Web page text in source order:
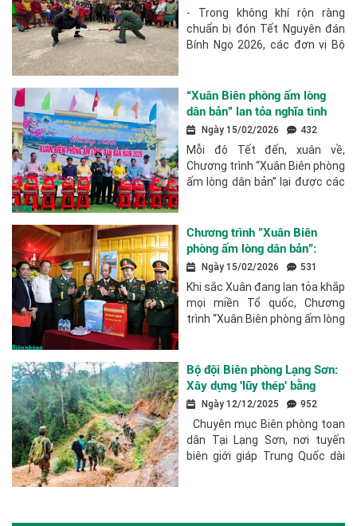
- Trong không khí rộn ràng
chuẩn bị đón Tết Nguyên đán
Bính Ngọ 2026, các đơn vị Bộ
đang phối hợp chặt chẽ với
cấp ủy,...
“Xuân Biên phòng ấm lòng
dân bản” lan tỏa nghĩa tình
nơi biên cương Tổ quốc
Ngày 15/02/2026 432
Mỗi độ Tết đến, xuân về,
Chương trình “Xuân Biên phòng
ấm lòng dân bản” lại được các
khai đồng loạt, mang theo tình
cảm,...
Chương trình "Xuân Biên
phòng ấm lòng dân bản":
Củng cố vững chắc niềm tin
của nhân dân nơi biên cương
Tổ quốc
Ngày 15/02/2026 531
Khi sắc Xuân đang lan tỏa khắp
mọi miền Tổ quốc, Chương
trình “Xuân Biên phòng ấm lòng
chính quyền, các đoàn thể địa
phương tổ...
Bộ đội Biên phòng Lạng Sơn:
Xây dựng 'lũy thép' bằng
PBGDPL nơi biên giới
Ngày 12/12/2025 952
Chuyên mục Biên phòng toan
dân Tại Lạng Sơn, nơi tuyến
biên giới giáp Trung Quốc dài